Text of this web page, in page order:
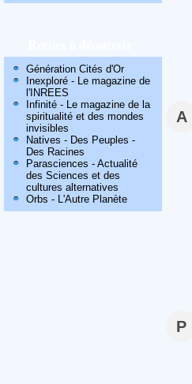
Génération Cités d'Or
Inexploré - Le magazine de
l'INREES
Infinité - Le magazine de la
spiritualité et des mondes
invisibles
Natives - Des Peuples -
Des Racines
Parasciences - Actualité
des Sciences et des
cultures alternatives
Orbs - L'Autre Planète
A
P